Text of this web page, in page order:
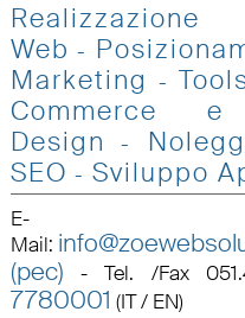
Web -
Marketing -
Commerce e
Design
-
SEO - Sviluppo
E-
Mail:
(pec) -Tel. /Fax
7780001 (IT / EN)